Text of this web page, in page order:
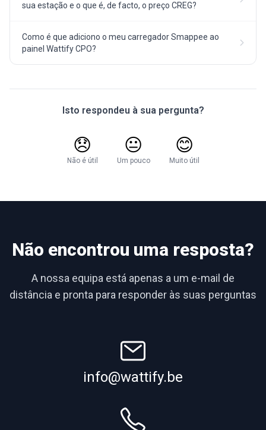
sua estação e o que é, de facto, o preço CREG?
Como é que adiciono o meu carregador Smappee ao
painel Wattify CPO?
Isto respondeu à sua pergunta?
😞
Não é útil
😐
Um pouco
😊
Muito útil
Não encontrou uma resposta?
A nossa equipa está apenas a um e-mail de
distância e pronta para responder às suas perguntas
info@wattify.be